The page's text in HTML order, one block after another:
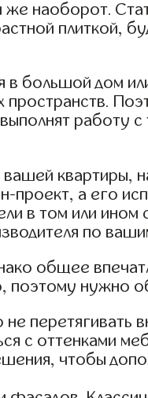
наоборот.
плиткой,
большой дом
работу
квартиры,
проект, а его
в том или ином
по
общее
нужно
с оттенками
чтобы